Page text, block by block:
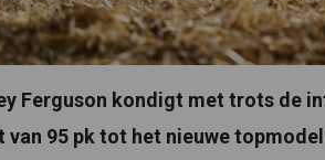
Ferguson kondigt met trots de
van 95 pk tot het nieuwe